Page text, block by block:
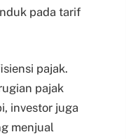
pada tarif
pajak.
pajak
investor juga
menjual